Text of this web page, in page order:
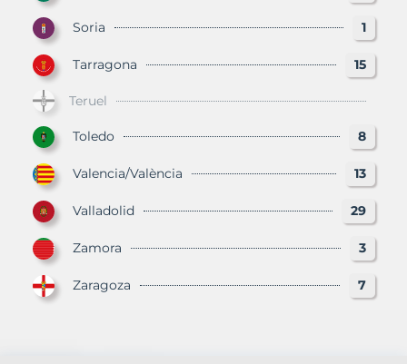
Soria 1
Tarragona 15
Teruel
Toledo 8
Valencia/València 13
Valladolid 29
Zamora 3
Zaragoza 7